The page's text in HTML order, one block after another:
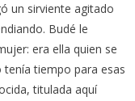
un sirviente agitado
Budé le
era ella quien se
tiempo para esas
titulada aquí